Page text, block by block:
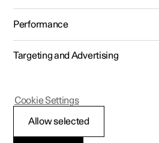
Pre-owned
Shop
Meer
Testrit
Aanbiedingen voor
Testrit
Aanbiedingen voor
Polestar 4 coupé
Ontdek Polestar 4
Testrit
Bekijk onze
Aanbiedingen voor
Ontdek Polestar 5
Over pre-owned
Pre-owned
Configureer
Pre-owned
Testrit
Additionals
(Opent in een nieuw
Experiences
Ontmoet ons
Servicepunten
Opladen
Support
Polestar 3
Een sleutel
Performance
Targeting and Advertising
Allow selected
Cookie Settings